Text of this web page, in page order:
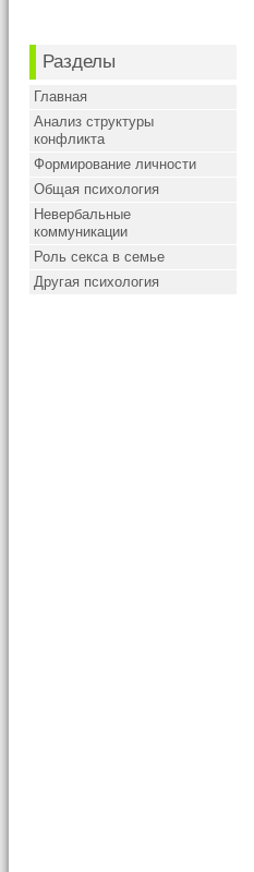
Разделы
Главная
Анализ структуры
конфликта
Формирование личности
Общая психология
Невербальные
коммуникации
Роль секса в семье
Другая психология